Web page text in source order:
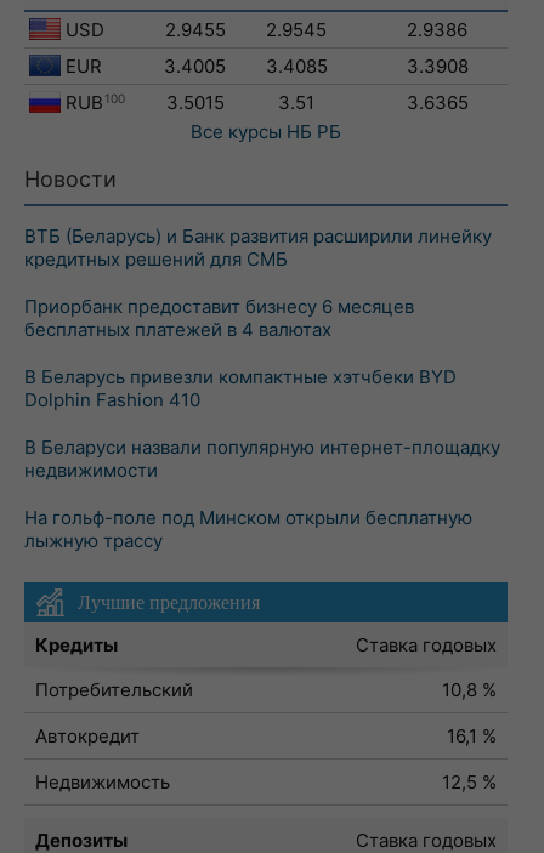
USD 2.9455 2.9545
2.9386
EUR
3.4005 3.4085
3.3908
RUB 100 3.5015 3.51
3.6365
Все курсы НБ РБ
Новости
ВТБ (Беларусь) и Банк развития расширили линейку
кредитных решений для СМБ
Приорбанк предоставит бизнесу 6 месяцев
бесплатных платежей в 4 валютах
В Беларусь привезли компактные хэтчбеки BYD
Dolphin Fashion 410
В Беларуси назвали популярную интернет-площадку
недвижимости
На гольф-поле под Минском открыли бесплатную
лыжную трассу
Лучшие предложения
Кредиты
Ставка годовых
Потребительский
10,8 %
Автокредит
16,1 %
Недвижимость
12,5 %
Депозиты
Ставка годовых